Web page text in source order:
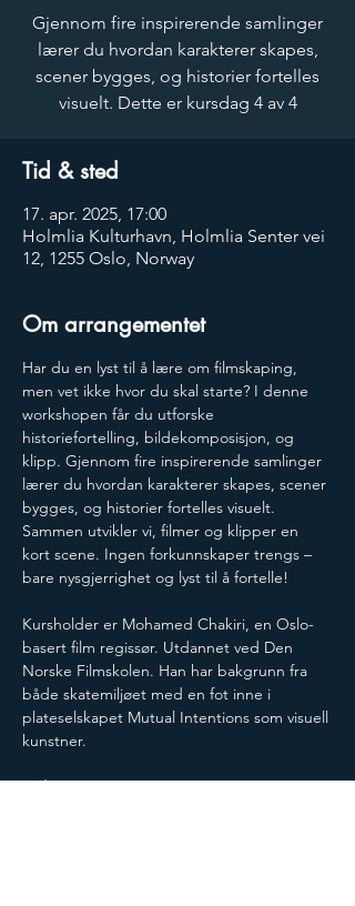
Gjennom fire inspirerende samlinger
lærer du hvordan karakterer skapes,
scener bygges, og historier fortelles
visuelt. Dette er kursdag 4 av 4
Tid & sted
17. apr. 2025, 17:00
Holmlia Kulturhavn, Holmlia Senter vei
12, 1255 Oslo, Norway
Om arrangementet
Har du en lyst til å lære om filmskaping,
men vet ikke hvor du skal starte? I denne
workshopen får du utforske
historiefortelling, bildekomposisjon, og
klipp. Gjennom fire inspirerende samlinger
lærer du hvordan karakterer skapes, scener
bygges, og historier fortelles visuelt.
Sammen utvikler vi, filmer og klipper en
kort scene. Ingen forkunnskaper trengs –
bare nysgjerrighet og lyst til å fortelle!
Kursholder er Mohamed Chakiri, en Oslo-
basert film regissør. Utdannet ved Den
Norske Filmskolen. Han har bakgrunn fra
både skatemiljøet med en fot inne i
plateselskapet Mutual Intentions som visuell
kunstner.
Målgruppe: